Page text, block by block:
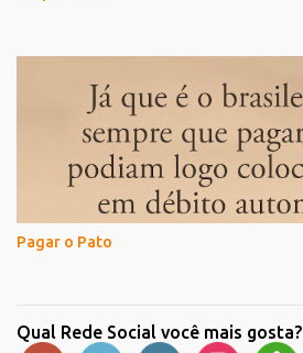
Pagar o Pato
Qual Rede Social você mais gosta?